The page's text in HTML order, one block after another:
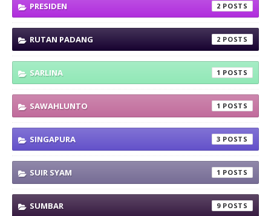
PRESIDEN 2
RUTAN PADANG 2
SARLINA 1
SAWAHLUNTO 1
SINGAPURA 3
SUIR SYAM 1
SUMBAR 9